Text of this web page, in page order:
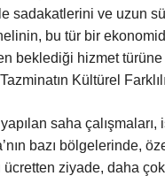
sadakatlerini ve uzun
bu tür bir
beklediği hizmet
Kültürel
saha
bazı bölgelerinde,
ücretten ziyade, daha